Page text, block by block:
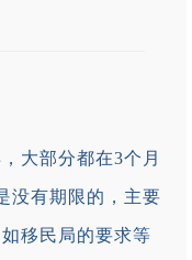
大部分都在3个月
没有期限的，主要
移民局的要求等